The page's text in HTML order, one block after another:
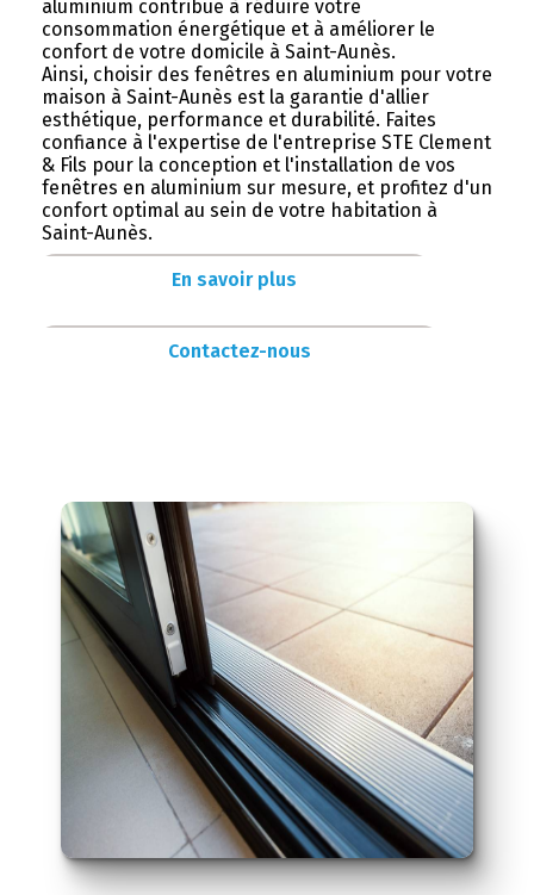
aluminium contribue à réduire votre
consommation énergétique et à améliorer le
confort de votre domicile à Saint-Aunès.
Ainsi, choisir des fenêtres en aluminium pour votre
maison à Saint-Aunès est la garantie d'allier
esthétique, performance et durabilité. Faites
confiance à l'expertise de l'entreprise STE Clement
& Fils pour la conception et l'installation de vos
fenêtres en aluminium sur mesure, et profitez d'un
confort optimal au sein de votre habitation à
Saint-Aunès.
En savoir plus
Contactez-nous